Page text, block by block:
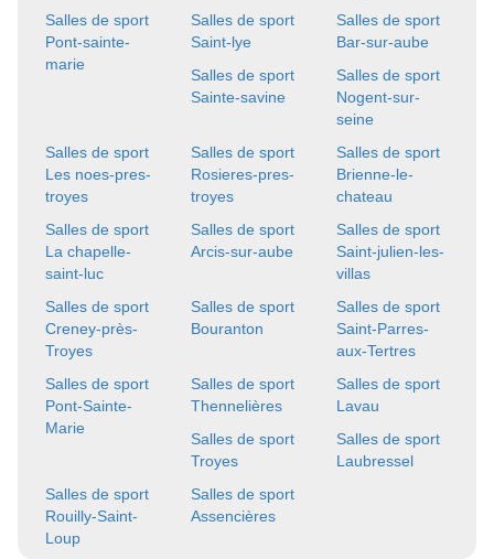
Salles de sport
Pont-sainte-
marie
Salles de sport
Saint-lye
Salles de sport
Bar-sur-aube
Salles de sport
Sainte-savine
Salles de sport
Nogent-sur-
seine
Salles de sport
Les noes-pres-
troyes
Salles de sport
Rosieres-pres-
troyes
Salles de sport
Brienne-le-
chateau
Salles de sport
La chapelle-
saint-luc
Salles de sport
Arcis-sur-aube
Salles de sport
Saint-julien-les-
villas
Salles de sport
Creney-près-
Troyes
Salles de sport
Bouranton
Salles de sport
Saint-Parres-
aux-Tertres
Salles de sport
Pont-Sainte-
Marie
Salles de sport
Thennelières
Salles de sport
Lavau
Salles de sport
Troyes
Salles de sport
Laubressel
Salles de sport
Rouilly-Saint-
Loup
Salles de sport
Assencières